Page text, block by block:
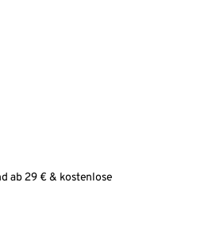
ab 29 € & kostenlose